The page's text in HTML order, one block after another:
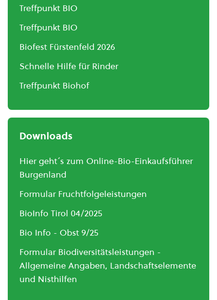
Treffpunkt BIO
Treffpunkt BIO
Biofest Fürstenfeld 2026
Schnelle Hilfe für Rinder
Treffpunkt Biohof
Downloads
Hier geht´s zum Online-Bio-Einkaufsführer
Burgenland
Formular Fruchtfolgeleistungen
BioInfo Tirol 04/2025
Bio Info - Obst 9/25
Formular Biodiversitätsleistungen -
Allgemeine Angaben, Landschaftselemente
und Nisthilfen